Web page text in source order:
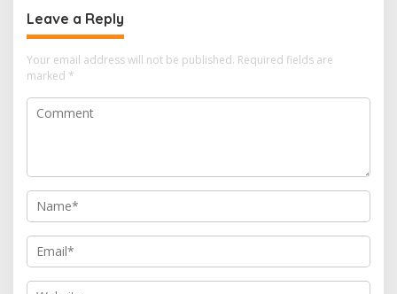
Leave a Reply
Your email address will not be published. Required fields are
marked *